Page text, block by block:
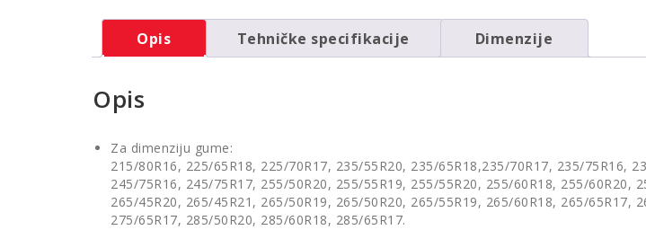
Opis Tehničke specifikacije Dimenzije
Opis
Za dimenziju gume:
215/80R16, 225/65R18, 225/70R17, 235/55R20, 235/65R18,235/70R17, 235/75R16,
245/75R16, 245/75R17, 255/50R20, 255/55R19, 255/55R20, 255/60R18, 255/60R20,
265/45R20, 265/45R21, 265/50R19, 265/50R20, 265/55R19, 265/60R18, 265/65R17,
275/65R17, 285/50R20, 285/60R18, 285/65R17.